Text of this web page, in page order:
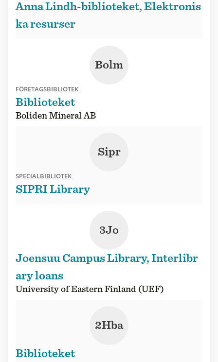
Anna Lindh-biblioteket, Elektronis
ka resurser
Bolm
FÖRETAGSBIBLIOTEK
Biblioteket
Boliden Mineral AB
Sipr
SPECIALBIBLIOTEK
SIPRI Library
3Jo
Joensuu Campus Library, Interlibr
ary loans
University of Eastern Finland (UEF)
2Hba
Biblioteket